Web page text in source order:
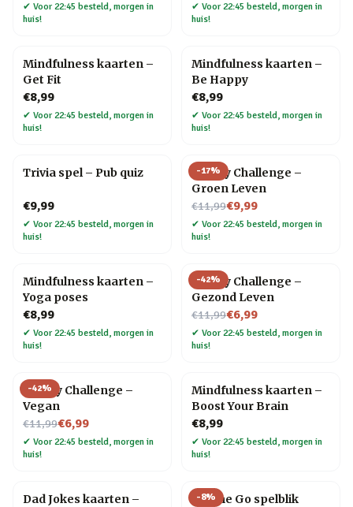
✔ Voor 22:45 besteld, morgen in
huis!
✔ Voor 22:45 besteld, morgen in
huis!
Mindfulness kaarten –
Get Fit
€8,99
✔ Voor 22:45 besteld, morgen in
huis!
Mindfulness kaarten –
Be Happy
€8,99
✔ Voor 22:45 besteld, morgen in
huis!
Trivia spel – Pub quiz
€9,99
✔ Voor 22:45 besteld, morgen in
huis!
-17%
30 Day Challenge –
Groen Leven
€11,99
Nu voor€9,99
✔ Voor 22:45 besteld, morgen in
huis!
Mindfulness kaarten –
Yoga poses
€8,99
✔ Voor 22:45 besteld, morgen in
huis!
-42%
30 Day Challenge –
Gezond Leven
€11,99
Nu voor€6,99
✔ Voor 22:45 besteld, morgen in
huis!
-42%
30 Day Challenge –
Vegan
€11,99
Nu voor€6,99
✔ Voor 22:45 besteld, morgen in
huis!
Mindfulness kaarten –
Boost Your Brain
€8,99
✔ Voor 22:45 besteld, morgen in
huis!
Dad Jokes kaarten –
-8%
On The Go spelblik